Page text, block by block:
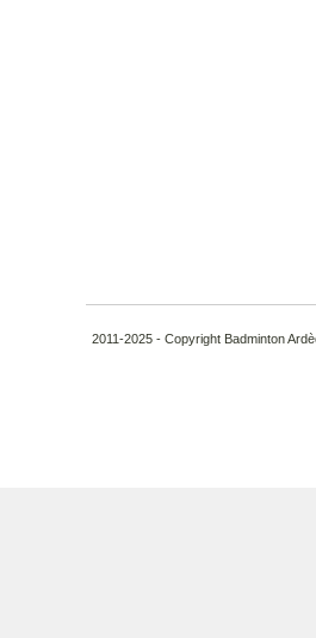
2011-2025 - Copyright Badminton